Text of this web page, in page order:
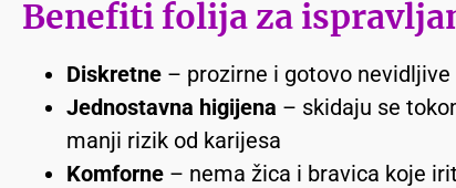
Benefiti folija za
Diskretne – prozirne i gotovo
Jednostavna higijena – skidaju se
manji rizik od karijesa
Komforne – nema žica i bravica koje